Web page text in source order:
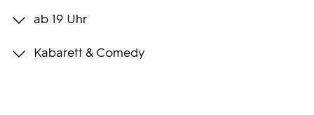
ab 19 Uhr
Kabarett & Comedy